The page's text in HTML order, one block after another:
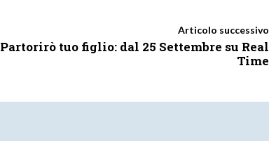
Articolo successivo
Partorirò tuo figlio: dal 25 Settembre su Real
Time